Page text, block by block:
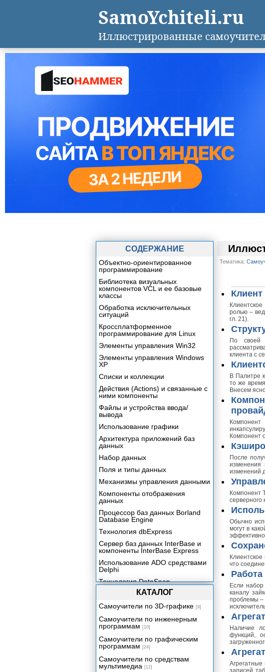
Тематика:
ролью –
гл. 21).
По своей
клиента с
В Палитре
то же
Внесем
Компонент
Компонент
После
изменения
изменений
Компонент
серверного
Обычно
могут в
что
Если
каналу
проблемы –
Наличие
функций,
записей
СОДЕРЖАНИЕ
Объектно-ориентированное
программирование
Библиотека визуальных
компонентов VCL и ее базовые
классы
Обработка исключительных
ситуаций
Кроссплатформенное
программирование для Linux
Элементы управления Win32
Элементы управления Windows
XP
Списки и коллекции
Действия (Actions) и связанные с
ними компоненты
Файлы и устройства ввода/
вывода
Использование графики
Архитектура приложений баз
данных
Набор данных
Поля и типы данных
Механизмы управления данными
Компоненты отображения
данных
Процессор баз данных Borland
Database Engine
Технология dbExpress
Сервер баз данных InterBase и
компоненты InterBase Express
Использование ADO средствами
Delphi
Технология DataSnap.
Механизмы удаленного доступа.
Клиент многозвенного
распределенного приложения
Клиент многозвенного
распределенного приложения
Структура клиентского
приложения
КАТАЛОГ
Самоучители по 3D-графике [9]
Самоучители по инженерным
программам [10]
Самоучители по графическим
программам [24]
Самоучители по средствам
мультимедиа [12]
SamoYchiteli.ru
Иллюстрированные